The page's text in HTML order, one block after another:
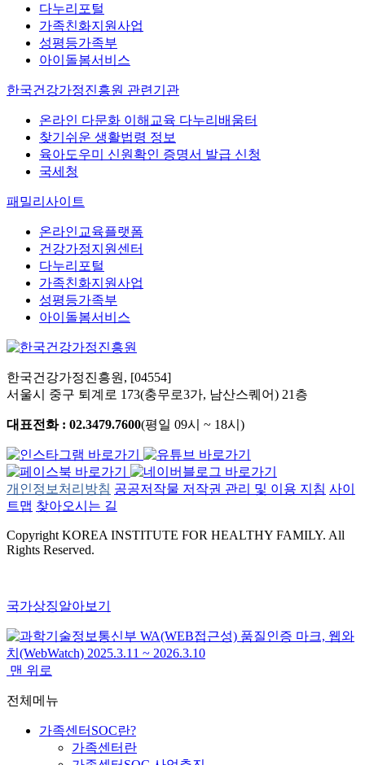
다누리포털
가족친화지원사업
성평등가족부
아이돌봄서비스
한국건강가정진흥원 관련기관
온라인 다문화 이해교육 다누리배움터
찾기쉬운 생활법령 정보
육아도우미 신원확인 증명서 발급 신청
국세청
패밀리사이트
온라인교육플랫폼
건강가정지원센터
다누리포털
가족친화지원사업
성평등가족부
아이돌봄서비스
한국건강가정진흥원, [04554]
서울시 중구 퇴계로 173(충무로3가, 남산스퀘어) 21층
대표전화 : 02.3479.7600(평일 09시 ~ 18시)
개인정보처리방침 공공저작물 저작권 관리 및 이용 지침 사이
트맵 찾아오시는 길
Copyright KOREA INSTITUTE FOR HEALTHY FAMILY. All
Rights Reserved.
국가상징알아보기
맨 위로
전체메뉴
가족센터SOC란?
가족센터란